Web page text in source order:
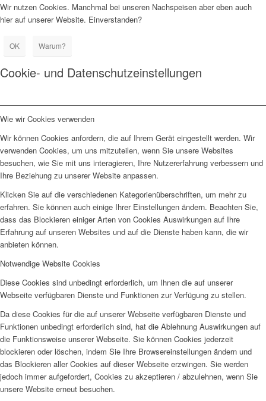
Wir nutzen Cookies. Manchmal bei unseren Nachspeisen aber eben auch
hier auf unserer Website. Einverstanden?
OK Warum?
Cookie- und Datenschutzeinstellungen
Wie wir Cookies verwenden
Wir können Cookies anfordern, die auf Ihrem Gerät eingestellt werden. Wir
verwenden Cookies, um uns mitzuteilen, wenn Sie unsere Websites
besuchen, wie Sie mit uns interagieren, Ihre Nutzererfahrung verbessern und
Ihre Beziehung zu unserer Website anpassen.
Klicken Sie auf die verschiedenen Kategorienüberschriften, um mehr zu
erfahren. Sie können auch einige Ihrer Einstellungen ändern. Beachten Sie,
dass das Blockieren einiger Arten von Cookies Auswirkungen auf Ihre
Erfahrung auf unseren Websites und auf die Dienste haben kann, die wir
anbieten können.
Notwendige Website Cookies
Diese Cookies sind unbedingt erforderlich, um Ihnen die auf unserer
Webseite verfügbaren Dienste und Funktionen zur Verfügung zu stellen.
Da diese Cookies für die auf unserer Webseite verfügbaren Dienste und
Funktionen unbedingt erforderlich sind, hat die Ablehnung Auswirkungen auf
die Funktionsweise unserer Webseite. Sie können Cookies jederzeit
blockieren oder löschen, indem Sie Ihre Browsereinstellungen ändern und
das Blockieren aller Cookies auf dieser Webseite erzwingen. Sie werden
jedoch immer aufgefordert, Cookies zu akzeptieren / abzulehnen, wenn Sie
unsere Website erneut besuchen.